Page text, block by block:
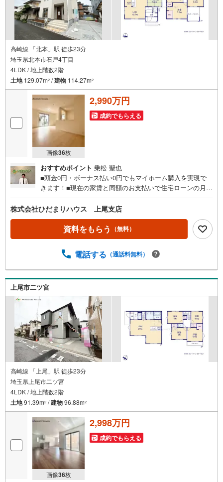
のお借り入れがあってもご相談ください。■低金利の今だか
らこそ、住宅ローン審査が緩やかな傾向にあります。
高崎線 「北本」駅 徒歩23分
埼玉県北本市石戸4丁目
4LDK / 地上階数2階
土地129.07m2 /建物 114.27m2
画像36枚
2,990万円
成約でもらえる
おすすめポイント 乗松 聖也
■頭金0円・ボーナス払い0円でもマイホーム購入を実現で
きます！■現在の家賃と同額のお支払いで住宅ローンの月々
明器具なども住宅ローンに組み入れられる時期です☆彡■住
宅ローン事前相談にてマイホーム購入後の住宅ローン返済
額を事前に知ることができ、住宅ローン審査も安心して行
えます。■大きな買い物だからこそ、一つひとつ納得しなが
とも、十分理解した上でご選択できます☆彡■現在、車のロ
ださい。■低金利の今だからこそ、住宅ローン審査が緩やか
な傾向にあります。
株式会社ひだまりハウス 上尾支店
資料をもらう （無料）
電話する （通話料無料）
上尾市二ツ宮
高崎線 「上尾」駅 徒歩23分
埼玉県上尾市二ツ宮
4LDK / 地上階数2階
土地91.39m2 /建物96.88m2
画像36枚
2,998万円
成約でもらえる